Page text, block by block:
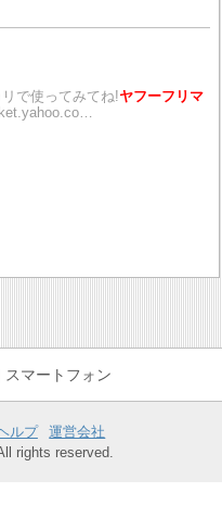
で使ってみてね!ヤフーフリマ
スマートフォン
ルプ
運営会社
rights reserved.